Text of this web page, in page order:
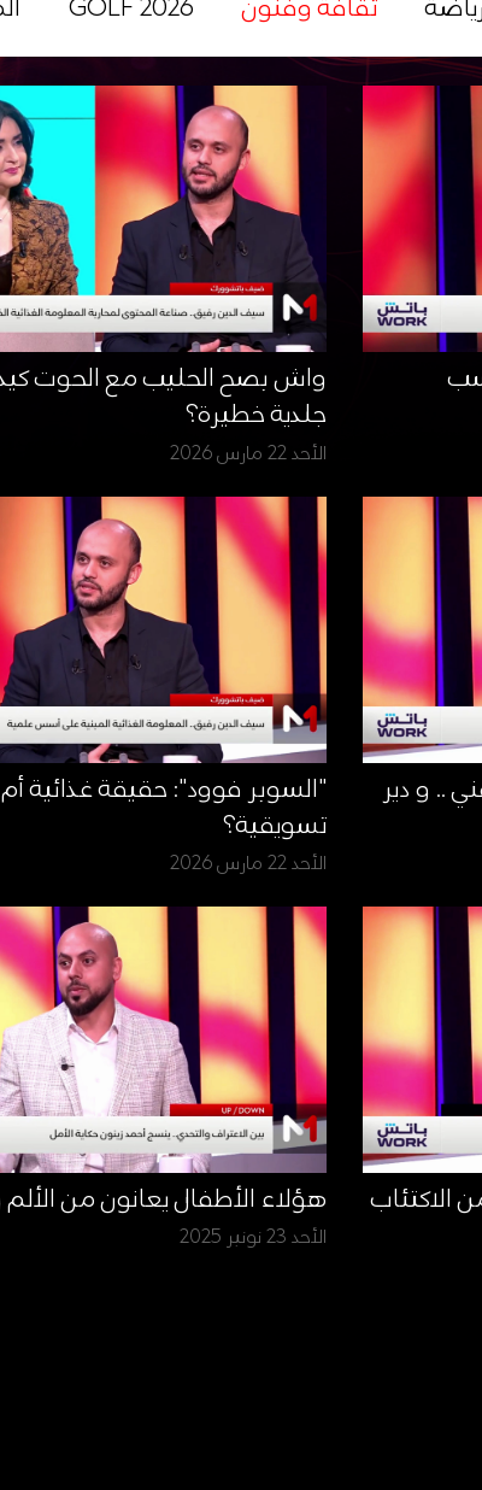
رياضة ثقافة وفنون GOLF 2026
واش بصح الحليب مع الحوت
جلدية خطيرة؟
الأحد 22 مارس 2026
"السوبر فوود": حقيقة غذائية
تسويقية؟
الأحد 22 مارس 2026
.. و دير
هؤلاء الأطفال يعانون من
الأحد 23 نونبر 2025
الاكتئاب